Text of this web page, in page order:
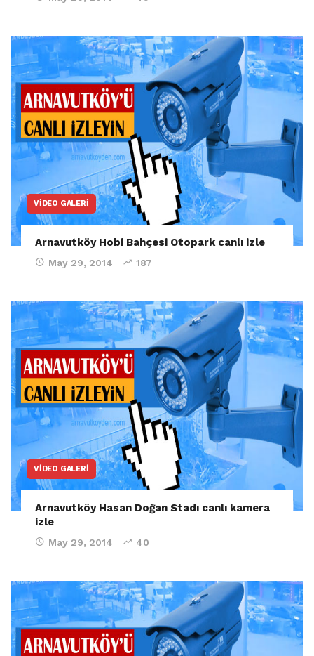
VIDEO GALERI
Arnavutköy Hobi Bahçesi Otopark canlı izle
May 29, 2014 187
VIDEO GALERI
Arnavutköy Hasan Doğan Stadı canlı kamera
izle
May 29, 2014 40